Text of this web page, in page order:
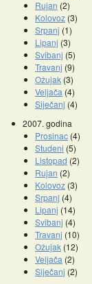
Rujan (2)
Kolovoz (3)
Srpanj (1)
Lipanj (3)
Svibanj (5)
Travanj (9)
Ožujak (3)
Veljača (4)
Siječanj (4)
2007. godina
Prosinac (4)
Studeni (5)
Listopad (2)
Rujan (2)
Kolovoz (3)
Srpanj (4)
Lipanj (14)
Svibanj (4)
Travanj (10)
Ožujak (12)
Veljača (2)
Siječanj (2)